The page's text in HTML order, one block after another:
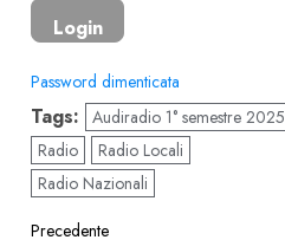
Password dimenticata
Tags: Audiradio 1° semestre 2025
Radio
Radio Locali
Radio Nazionali
Precedente